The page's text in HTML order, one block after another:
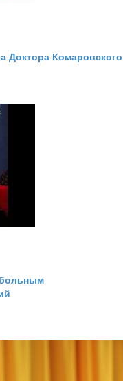
Доктора Комаровского